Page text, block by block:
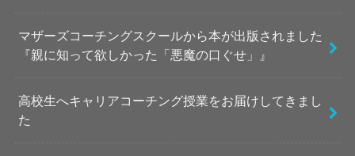
マザーズコーチングスクールから本が出版されました
『親に知って欲しかった「悪魔の口ぐせ」』
高校生へキャリアコーチング授業をお届けしてきまし
た